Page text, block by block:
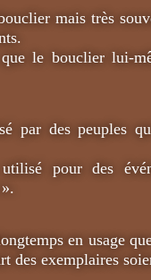
mais très
le bouclier lui-
par des peuples
pour des
en usage
des exemplaires